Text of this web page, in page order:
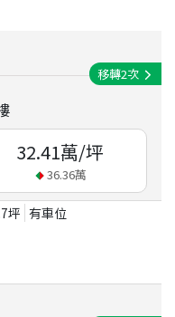
移轉2次
32.41萬/坪
36.36萬
坪 有車位